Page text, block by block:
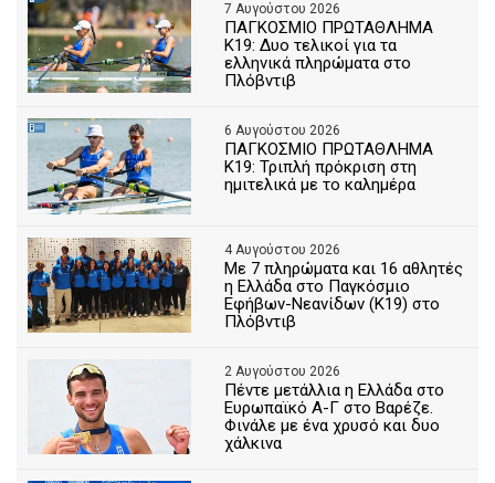
7 Αυγούστου 2026
ΠΑΓΚΟΣΜΙΟ ΠΡΩΤΑΘΛΗΜΑ
Κ19: Δυο τελικοί για τα
ελληνικά πληρώματα στο
Πλόβντιβ
6 Αυγούστου 2026
ΠΑΓΚΟΣΜΙΟ ΠΡΩΤΑΘΛΗΜΑ
Κ19: Τριπλή πρόκριση στη
ημιτελικά με το καλημέρα
4 Αυγούστου 2026
Με 7 πληρώματα και 16 αθλητές
η Ελλάδα στο Παγκόσμιο
Εφήβων-Νεανίδων (Κ19) στο
Πλόβντιβ
2 Αυγούστου 2026
Πέντε μετάλλια η Ελλάδα στο
Ευρωπαϊκό Α-Γ στο Βαρέζε.
Φινάλε με ένα χρυσό και δυο
χάλκινα